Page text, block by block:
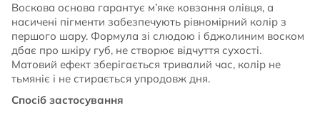
Воскова основа гарантує м’яке ковзання олівця, а
насичені пігменти забезпечують рівномірний колір з
першого шару. Формула зі слюдою і бджолиним воском
дбає про шкіру губ, не створює відчуття сухості.
Матовий ефект зберігається тривалий час, колір не
тьмяніє і не стирається упродовж дня.
Спосіб застосування